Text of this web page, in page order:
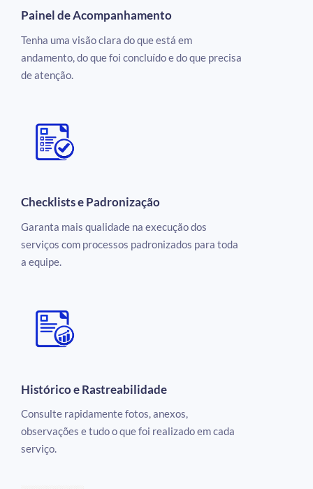
Painel de Acompanhamento
Tenha uma visão clara do que está em
andamento, do que foi concluído e do que precisa
de atenção.
Checklists e Padronização
Garanta mais qualidade na execução dos
serviços com processos padronizados para toda
a equipe.
Histórico e Rastreabilidade
Consulte rapidamente fotos, anexos,
observações e tudo o que foi realizado em cada
serviço.